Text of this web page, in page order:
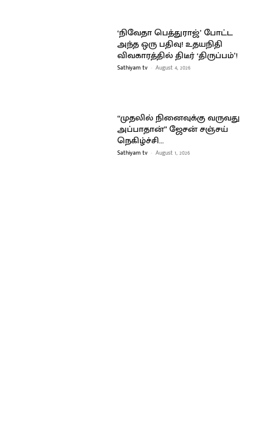
‘நிவேதா பெத்துராஜ்’ போட்ட
அந்த ஒரு பதிவு! உதயநிதி
விவகாரத்தில் திடீர் ‘திருப்பம்’!
Sathiyam tv - August 4, 2026
“முதலில் நினைவுக்கு வருவது
அப்பாதான்” ஜேசன் சஞ்சய்
நெகிழ்ச்சி…
Sathiyam tv - August 1, 2026